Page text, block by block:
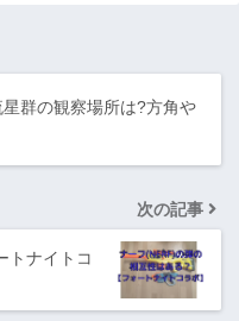
星群の観察場所は?方角や
次の記事
トナイトコ